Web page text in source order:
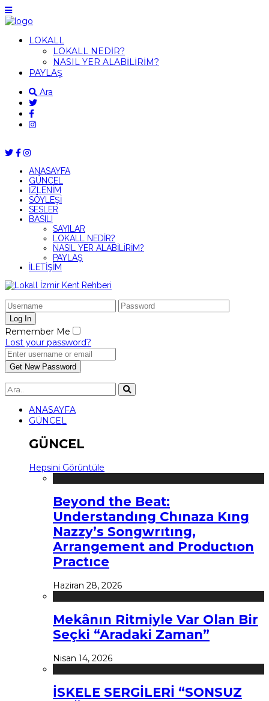
LOKALL
LOKALL NEDİR?
NASIL YER ALABİLİRİM?
PAYLAŞ
Ara
ANASAYFA
GÜNCEL
İZLENİM
SÖYLEŞİ
SESLER
BASILI
SAYILAR
LOKALL NEDİR?
NASIL YER ALABİLİRİM?
PAYLAŞ
İLETİŞİM
Remember Me
Lost your password?
ANASAYFA
GÜNCEL
GÜNCEL
Hepsini Görüntüle
Beyond the Beat:
Understandıng Chınaza Kıng
Nazzy’s Songwrıtıng,
Arrangement and Productıon
Practıce
Haziran 28, 2026
Mekânın Ritmiyle Var Olan Bir
Seçki “Aradaki Zaman”
Nisan 14, 2026
İSKELE SERGİLERİ “SONSUZ